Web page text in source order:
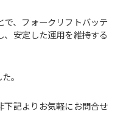
で、フォークリフトバッテ
、安定した運用を維持する
。
下記よりお気軽にお問合せ